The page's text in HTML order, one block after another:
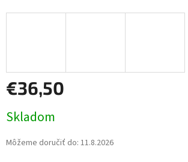
€36,50
cena:
Skladom
Môžeme doručiť do: 11.8.2026